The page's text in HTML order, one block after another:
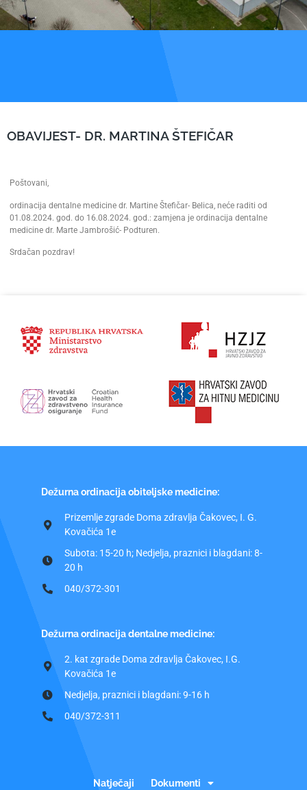
OBAVIJEST- DR. MARTINA ŠTEFIČAR
Poštovani,
ordinacija dentalne medicine dr. Martine Štefičar- Belica, neće raditi od
01.08.2024. god. do 16.08.2024. god.: zamjena je ordinacija dentalne
medicine dr. Marte Jambrošić- Podturen.
Srdačan pozdrav!
Dežurna ordinacija obiteljske medicine:
Prizemlje zgrade Doma zdravlja Čakovec, I. G.
Kovačića 1e
Subota: 15-20 h; Nedjelja, praznici i blagdani: 8-
20 h
040/372-301
Dežurna ordinacija dentalne medicine:
2. kat zgrade Doma zdravlja Čakovec, I.G.
Kovačića 1e
Nedjelja, praznici i blagdani: 9-16 h
040/372-311
Natječaji Dokumenti